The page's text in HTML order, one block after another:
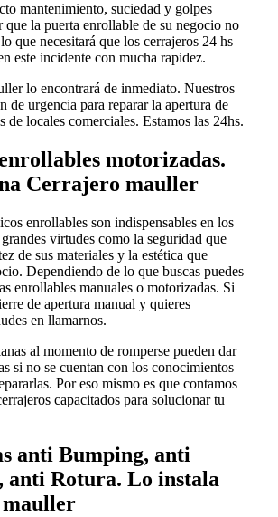
mantenimiento, suciedad y golpes
que la puerta enrollable de su negocio no
que necesitará que los cerrajeros 24 hs
este incidente con mucha rapidez.
lo encontrará de inmediato. Nuestros
de urgencia para reparar la apertura de
de locales comerciales. Estamos las 24hs.
motorizadas.
Cerrajero mauller
enrollables son indispensables en los
virtudes como la seguridad que
de sus materiales y la estética que
Dependiendo de lo que buscas puedes
enrollables manuales o motorizadas. Si
de apertura manual y quieres
en llamarnos.
al momento de romperse pueden dar
si no se cuentan con los conocimientos
Por eso mismo es que contamos
capacitados para solucionar tu
anti Bumping, anti
anti Rotura. Lo instala